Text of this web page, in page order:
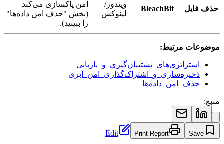
حذف فایل BleachBit
ویندوز/
لینوکس
امن پاکسازی می‌کند
(بخش "حذف امن داده‌ها"
را ببینید).
موضوعات مرتبط:
استراتژی‌های_پشتیبان‌گیری_و_بازیابی
ذخیره‌سازی_و_اشتراک‌گذاری_امن_ابری
حذف_امن_داده‌ها
منبع:
Save
Print Report
Edit